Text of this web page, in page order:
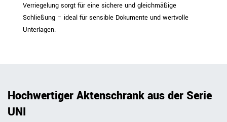
Verriegelung sorgt für eine sichere und gleichmäßige
Schließung – ideal für sensible Dokumente und wertvolle
Unterlagen.
Hochwertiger Aktenschrank aus der Serie
UNI